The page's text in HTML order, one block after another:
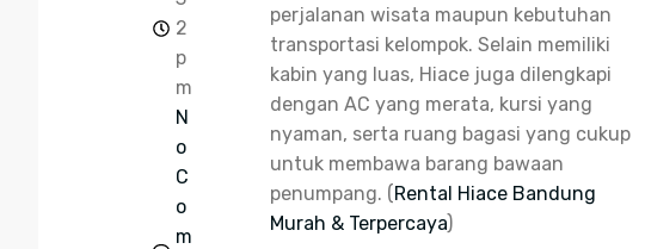
2
p
m
N
o
C
o
m
perjalanan wisata maupun kebutuhan
transportasi kelompok. Selain memiliki
kabin yang luas, Hiace juga dilengkapi
dengan AC yang merata, kursi yang
nyaman, serta ruang bagasi yang cukup
untuk membawa barang bawaan
penumpang. ( Rental Hiace Bandung
Murah & Terpercaya)